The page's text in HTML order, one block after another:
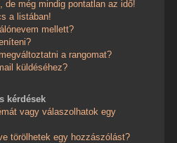
de még mindig pontatlan az idő!
a listában!
mellett?
a rangomat?
küldéséhez?
kérdések
vagy válaszolhatok egy
törölhetek egy hozzászólást?